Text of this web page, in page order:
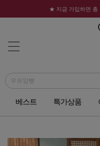
★ 지금 가입하면 총
베스트 특가상품